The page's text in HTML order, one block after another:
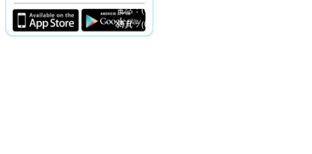
電話：(02)2369-9050
傳真：(02)2362-7816